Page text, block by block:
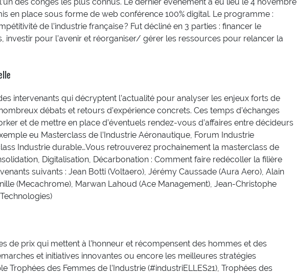
en place sous forme de web conférence 100% digital. Le programme :
de l’industrie française ? Fut décliné en 3 parties : financer le
investir pour l’avenir et réorganiser/ gérer les ressources pour relancer la
intervenants qui décryptent l’actualité pour analyser les enjeux forts de
débats et retours d’expérience concrets. Ces temps d’échanges
et de mettre en place d’éventuels rendez-vous d’affaires entre décideurs
eu Masterclass de l’Industrie Aéronautique, Forum Industrie
Industrie durable…Vous retrouverez prochainement la masterclass de
Digitalisation, Décarbonation : Comment faire redécoller la filière
suivants : Jean Botti (Voltaero), Jérémy Caussade (Aura Aero), Alain
(Mecachrome), Marwan Lahoud (Ace Management), Jean-Christophe
de prix qui mettent à l’honneur et récompensent des hommes et des
et initiatives innovantes ou encore les meilleures stratégies
Trophées des Femmes de l’Industrie (#industriELLES21), Trophées des